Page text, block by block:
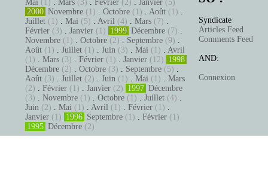
Mai (1) . Mars (3) . Février (2) . Janvier (5)
2000 Novembre (1) . Octobre (1) . Août (1) .
Juillet (1) . Mai (5) . Avril (4) . Mars (7) .
Février (3) . Janvier (1) 1999 Décembre (7) .
Novembre (1) . Octobre (2) . Septembre (9) .
Août (1) . Juillet (1) . Juin (3) . Mai (1) . Avril
(1) . Mars (3) . Février (1) . Janvier (12) 1998
Décembre (2) . Octobre (3) . Septembre (5) .
Août (3) . Juillet (2) . Juin (1) . Mai (1) . Mars
(2) . Février (1) . Janvier (2) 1997 Décembre
(3) . Novembre (1) . Octobre (1) . Juillet (4) .
Juin (2) . Mai (1) . Avril (1) . Février (1) .
Janvier (1) 1996 Septembre (1) . Février (1)
1995 Décembre (2)
Syndicate
Articles Feed
Comments Feed
AND:
Connexion